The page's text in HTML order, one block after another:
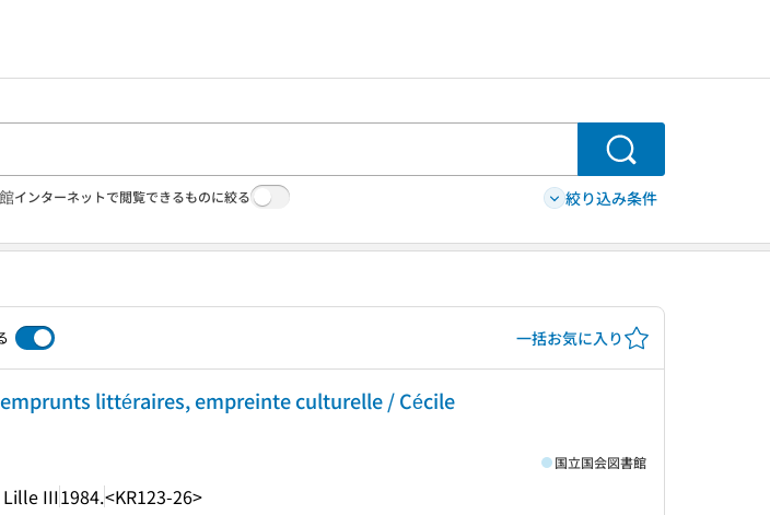
検索
インターネットで閲覧できるものに絞る 絞り込み条件
一括お気に入り
littéraires, empreinte culturelle / Cécile
III1984.<KR123-26>
国立国会図書館